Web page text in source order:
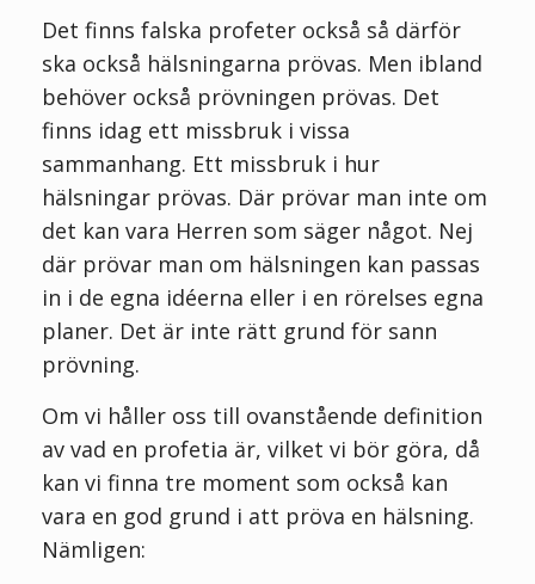
Det finns falska profeter också så därför
ska också hälsningarna prövas. Men ibland
behöver också prövningen prövas. Det
finns idag ett missbruk i vissa
sammanhang. Ett missbruk i hur
hälsningar prövas. Där prövar man inte om
det kan vara Herren som säger något. Nej
där prövar man om hälsningen kan passas
in i de egna idéerna eller i en rörelses egna
planer. Det är inte rätt grund för sann
prövning.
Om vi håller oss till ovanstående definition
av vad en profetia är, vilket vi bör göra, då
kan vi finna tre moment som också kan
vara en god grund i att pröva en hälsning.
Nämligen: